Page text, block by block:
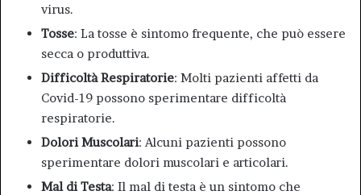
virus.
Tosse: La tosse è sintomo frequente, che può essere
secca o produttiva.
Difficoltà Respiratorie: Molti pazienti affetti da
Covid-19 possono sperimentare difficoltà
respiratorie.
Dolori Muscolari: Alcuni pazienti possono
sperimentare dolori muscolari e articolari.
Mal di Testa: Il mal di testa è un sintomo che